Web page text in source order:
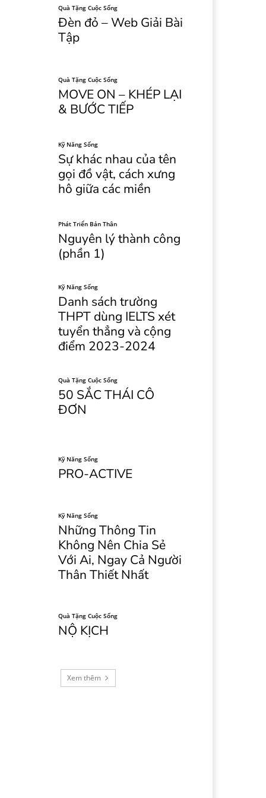
Quà Tặng Cuộc Sống
Đèn đỏ – Web Giải Bài
Tập
Quà Tặng Cuộc Sống
MOVE ON – KHÉP LẠI
& BƯỚC TIẾP
Kỹ Năng Sống
Sự khác nhau của tên
gọi đồ vật, cách xưng
hô giữa các miền
Phát Triển Bản Thân
Nguyên lý thành công
(phần 1)
Kỹ Năng Sống
Danh sách trường
THPT dùng IELTS xét
tuyển thẳng và cộng
điểm 2023-2024
Quà Tặng Cuộc Sống
50 SẮC THÁI CÔ
ĐƠN
Kỹ Năng Sống
PRO-ACTIVE
Kỹ Năng Sống
Những Thông Tin
Không Nên Chia Sẻ
Với Ai, Ngay Cả Người
Thân Thiết Nhất
Quà Tặng Cuộc Sống
NỘ KỊCH
Xem thêm